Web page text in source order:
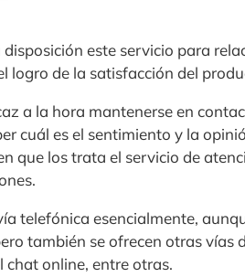
este servicio para
logro de la satisfacción del
a la hora mantenerse en
cuál es el sentimiento y la
que los trata el servicio de
telefónica esencialmente,
también se ofrecen otras vías
chat online, entre otras.